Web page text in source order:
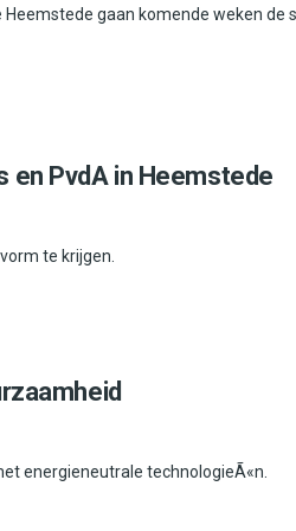
gaan komende weken de
en PvdA in Heemstede
te krijgen.
energieneutrale technologieÃ«n.